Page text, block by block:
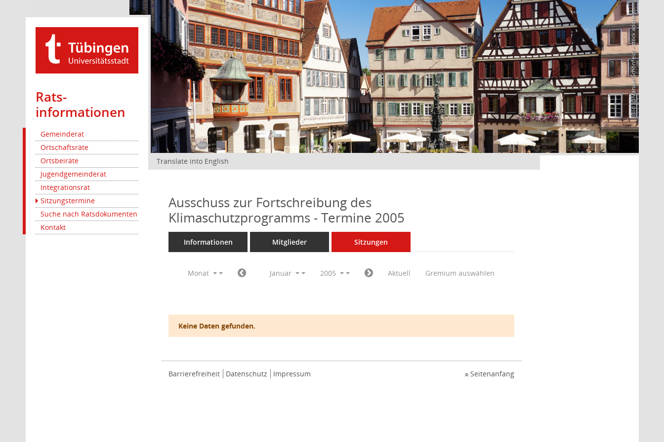
Rats­
informationen
Gemeinderat
Ortschaftsräte
Ortsbeiräte
Jugendgemeinderat
Integrationsrat
Sitzungstermine
Suche nach Ratsdokumenten
Kontakt
Bild: @Manuel Schönfeld – stock.adobe.com
Translate into English
Ausschuss zur Fortschreibung des
Klimaschutzprogramms - Termine 2005
Informationen Mitglieder Sitzungen
Monat Januar 2005 Aktuell Gremium auswählen
Keine Daten gefunden.
Barrierefreiheit Datenschutz Impressum Seitenanfang